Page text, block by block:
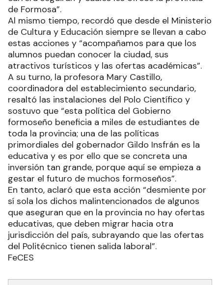
de Formosa”.
Al mismo tiempo, recordó que desde el Ministerio
de Cultura y Educación siempre se llevan a cabo
estas acciones y “acompañamos para que los
alumnos puedan conocer la ciudad, sus
atractivos turísticos y las ofertas académicas”.
A su turno, la profesora Mary Castillo,
coordinadora del establecimiento secundario,
resaltó las instalaciones del Polo Científico y
sostuvo que “esta política del Gobierno
formoseño beneficia a miles de estudiantes de
toda la provincia; una de las políticas
primordiales del gobernador Gildo Insfrán es la
educativa y es por ello que se concreta una
inversión tan grande, porque aquí se empieza a
gestar el futuro de muchos formoseños”.
En tanto, aclaró que esta acción “desmiente por
sí sola los dichos malintencionados de algunos
que aseguran que en la provincia no hay ofertas
educativas, que deben migrar hacia otra
jurisdicción del país, subrayando que las ofertas
del Politécnico tienen salida laboral”.
FeCES